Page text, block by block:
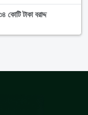
টাকা বরাদ্দ